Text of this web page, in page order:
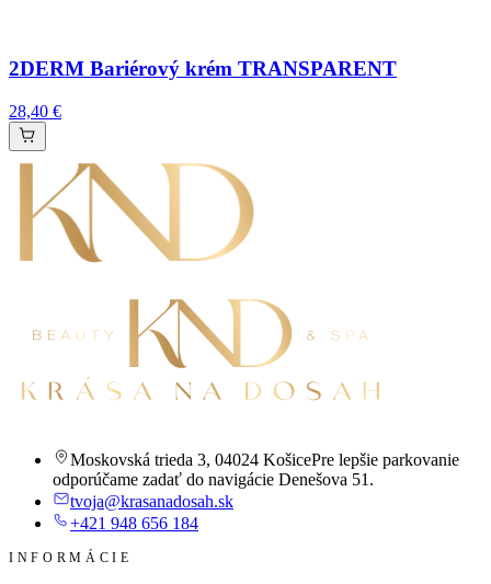
2DERM Bariérový krém TRANSPARENT
28,40 €
Moskovská trieda 3, 04024 KošicePre lepšie parkovanie
odporúčame zadať do navigácie Denešova 51.
tvoja@krasanadosah.sk
+421 948 656 184
INFORMÁCIE